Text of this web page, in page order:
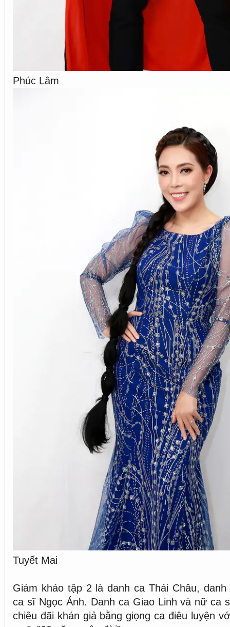
Phúc Lâm
Tuyết Mai
Giám khảo tập 2 là danh ca Thái Châu,
ca sĩ Ngọc Ánh. Danh ca Giao Linh và nữ ca
chiêu đãi khán giả bằng giọng ca điêu luyện